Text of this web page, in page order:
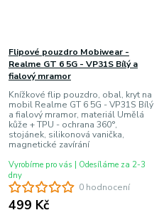
0 hodnocení
Flipové pouzdro Mobiwear -
Realme GT 6 5G - VP31S Bílý a
fialový mramor
Knížkové flip pouzdro, obal, kryt na
mobil Realme GT 6 5G - VP31S Bílý
a fialový mramor, materiál Umělá
kůže + TPU - ochrana 360°,
stojánek, silikonová vanička,
magnetické zavírání
499 Kč
Vyrobíme pro vás | Odesíláme za 2-3
dny